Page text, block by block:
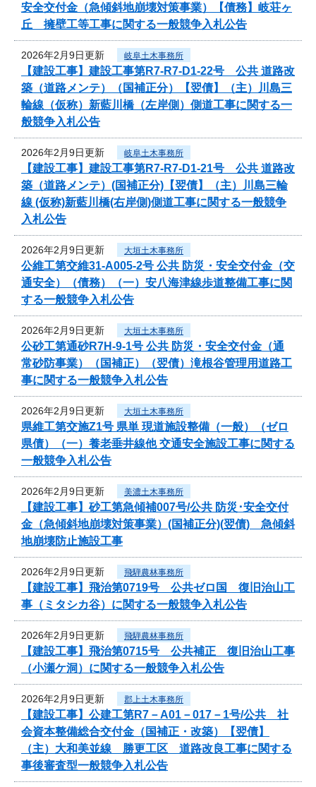
安全交付金（急傾斜地崩壊対策事業）【債務】岐荘ヶ
丘 擁壁工等工事に関する一般競争入札公告
2026年2月9日更新 岐阜土木事務所
【建設工事】建設工事第R7-R7-D1-22号 公共 道路改
築（道路メンテ）（国補正分）【翌債】（主）川島三
輪線（仮称）新藍川橋（左岸側）側道工事に関する一
般競争入札公告
2026年2月9日更新 岐阜土木事務所
【建設工事】建設工事第R7-R7-D1-21号 公共 道路改
築（道路メンテ）(国補正分)【翌債】（主）川島三輪
線 (仮称)新藍川橋(右岸側)側道工事に関する一般競争
入札公告
2026年2月9日更新 大垣土木事務所
公維工第交維31-A005-2号 公共 防災・安全交付金（交
通安全）（債務）（一）安八海津線歩道整備工事に関
する一般競争入札公告
2026年2月9日更新 大垣土木事務所
公砂工第通砂R7H-9-1号 公共 防災・安全交付金（通
常砂防事業）（国補正）（翌債）滝根谷管理用道路工
事に関する一般競争入札公告
2026年2月9日更新 大垣土木事務所
県維工第交施Z1号 県単 現道施設整備（一般）（ゼロ
県債）（一）養老垂井線他 交通安全施設工事に関する
一般競争入札公告
2026年2月9日更新 美濃土木事務所
【建設工事】砂工第急傾補007号/公共 防災･安全交付
金（急傾斜地崩壊対策事業）(国補正分)(翌債) 急傾斜
地崩壊防止施設工事
2026年2月9日更新 飛騨農林事務所
【建設工事】飛治第0719号 公共ゼロ国 復旧治山工
事（ミタシカ谷）に関する一般競争入札公告
2026年2月9日更新 飛騨農林事務所
【建設工事】飛治第0715号 公共補正 復旧治山工事
（小瀬ケ洞）に関する一般競争入札公告
2026年2月9日更新 郡上土木事務所
【建設工事】公建工第R7－A01－017－1号/公共 社
会資本整備総合交付金（国補正・改築）【翌債】
（主）大和美並線 勝更工区 道路改良工事に関する
事後審査型一般競争入札公告